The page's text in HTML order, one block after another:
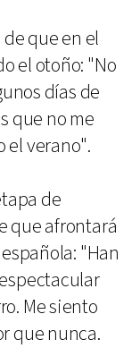
que en el
el otoño: "No
días de
que no me
el verano".
de
que afrontará
"Han
Me siento
que nunca.